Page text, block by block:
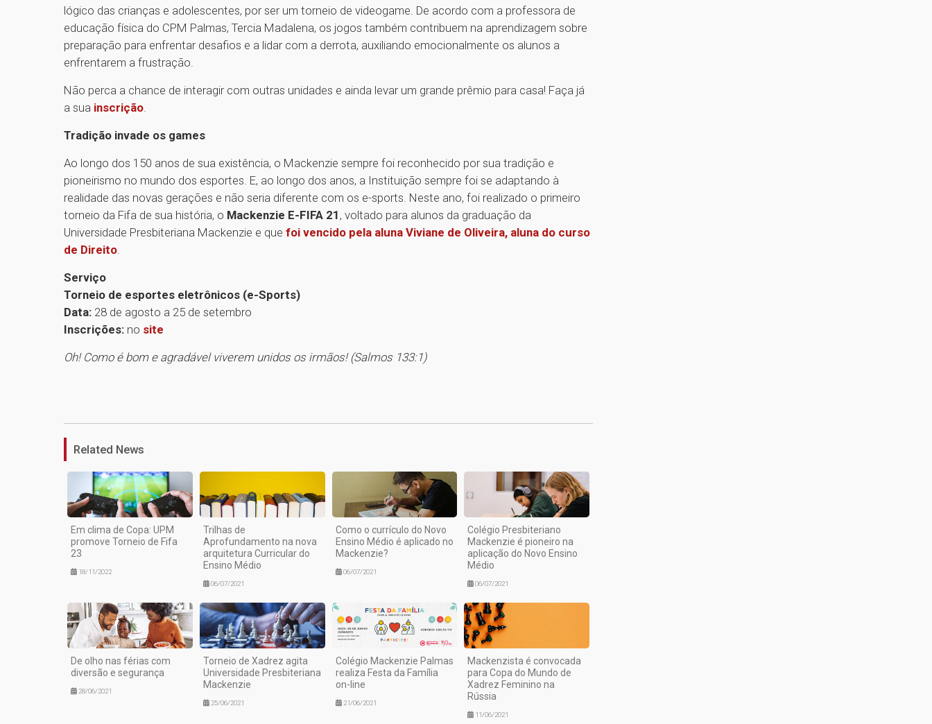
lógico das crianças e adolescentes, por ser um torneio de videogame. De acordo com a professora de
educação física do CPM Palmas, Tercia Madalena, os jogos também contribuem na aprendizagem sobre
preparação para enfrentar desafios e a lidar com a derrota, auxiliando emocionalmente os alunos a
enfrentarem a frustração.
Não perca a chance de interagir com outras unidades e ainda levar um grande prêmio para casa! Faça já
a sua inscrição.
Tradição invade os games
Ao longo dos 150 anos de sua existência, o Mackenzie sempre foi reconhecido por sua tradição e
pioneirismo no mundo dos esportes. E, ao longo dos anos, a Instituição sempre foi se adaptando à
realidade das novas gerações e não seria diferente com os e-sports. Neste ano, foi realizado o primeiro
torneio da Fifa de sua história, o Mackenzie E-FIFA 21 , voltado para alunos da graduação da
Universidade Presbiteriana Mackenzie e que foi vencido pela aluna Viviane de Oliveira, aluna do curso
de Direito.
Serviço
Torneio de esportes eletrônicos (e-Sports)
Data: 28 de agosto a 25 de setembro
Inscrições: no site
Oh! Como é bom e agradável viverem unidos os irmãos! (Salmos 133:1)
Related News
Em clima de Copa: UPM
promove Torneio de Fifa
23
18/11/2022
Trilhas de
Aprofundamento na nova
arquitetura Curricular do
Ensino Médio
06/07/2021
Como o currículo do Novo
Ensino Médio é aplicado no
Mackenzie?
06/07/2021
Colégio Presbiteriano
Mackenzie é pioneiro na
aplicação do Novo Ensino
Médio
06/07/2021
De olho nas férias com
diversão e segurança
28/06/2021
Torneio de Xadrez agita
Universidade Presbiteriana
Mackenzie
25/06/2021
Colégio Mackenzie Palmas
realiza Festa da Família
on-line
21/06/2021
Mackenzista é convocada
para Copa do Mundo de
Xadrez Feminino na
Rússia
11/06/2021